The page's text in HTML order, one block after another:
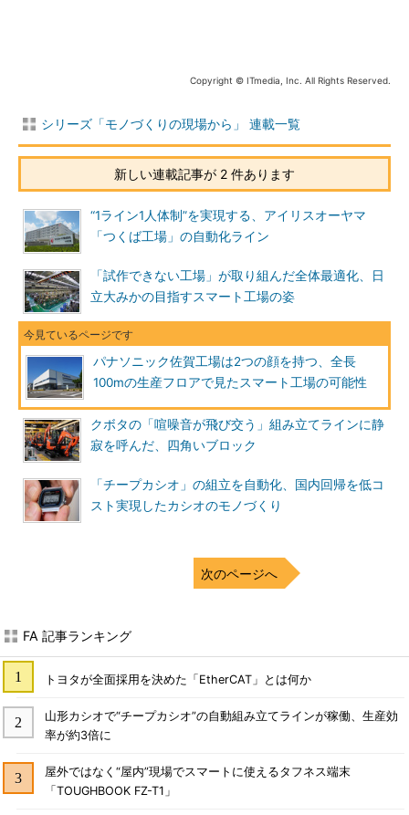
Copyright © ITmedia, Inc. All Rights Reserved.
シリーズ「モノづくりの現場から」 連載一覧
新しい連載記事が 2 件あります
“1ライン1人体制”を実現する、アイリスオーヤマ
「つくば工場」の自動化ライン
「試作できない工場」が取り組んだ全体最適化、日
立大みかの目指すスマート工場の姿
パナソニック佐賀工場は2つの顔を持つ、全長
100mの生産フロアで見たスマート工場の可能性
クボタの「喧噪音が飛び交う」組み立てラインに静
寂を呼んだ、四角いブロック
「チープカシオ」の組立を自動化、国内回帰を低コ
スト実現したカシオのモノづくり
次のページへ
FA 記事ランキング
トヨタが全面採用を決めた「EtherCAT」とは何か
山形カシオで“チープカシオ”の自動組み立てラインが稼働、生産効
率が約3倍に
屋外ではなく“屋内”現場でスマートに使えるタフネス端末
「TOUGHBOOK FZ-T1」